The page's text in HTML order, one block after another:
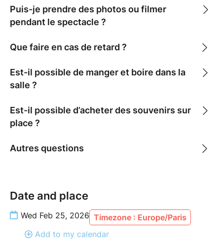
Puis-je prendre des photos ou filmer
pendant le spectacle ?
Que faire en cas de retard ?
Est-il possible de manger et boire dans la
salle ?
Est-il possible d’acheter des souvenirs sur
place ?
Autres questions
Date and place
Wed Feb 25, 2026 Timezone : Europe/Paris
Add to my calendar